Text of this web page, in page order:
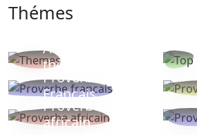
Thémes
Autres
thèmes
Proverbe
Français
Proverbe
africain